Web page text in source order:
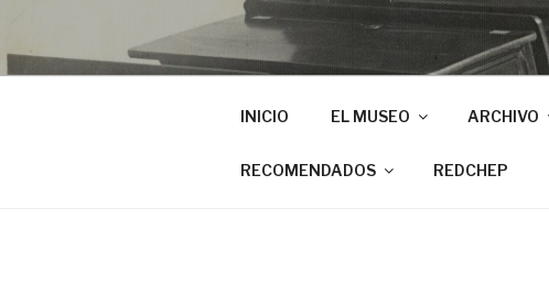
INICIO EL MUSEO ARCHIVO
RECOMENDADOS REDCHEP